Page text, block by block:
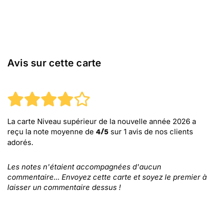
Avis sur cette carte
La carte Niveau supérieur de la nouvelle année 2026 a
reçu la note moyenne de 4/5 sur 1 avis de nos clients
adorés.
Les notes n'étaient accompagnées d'aucun
commentaire... Envoyez cette carte et soyez le premier à
laisser un commentaire dessus !